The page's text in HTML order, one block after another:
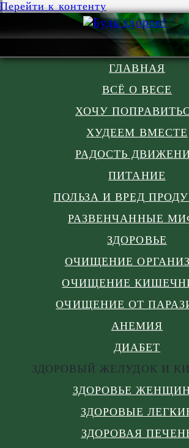
Перейти к контенту
ГЛАВНАЯ
ВСЁ О ВЕСЕ
ХОЧУ
ХУДЕЕМ ВМЕСТЕ
РАДОСТЬ
ПИТАНИЕ
ПОЛЬЗА И ВРЕД
РАЗВЕНЧАННЫЕ
ЗДОРОВЬЕ
ОЧИЩЕНИЕ
ОЧИЩЕНИЕ
ОЧИЩЕНИЕ ОТ
АНЕМИЯ
ДИАБЕТ
ЗДОРОВЫЙ ЖЕЛУДОК И
ЗДОРОВЬЕ
ЗДОРОВЫЕ
ЗДОРОВАЯ